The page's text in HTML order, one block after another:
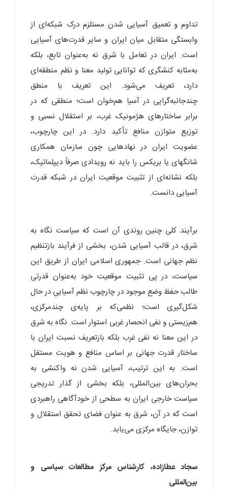
تداوم و تعمیق آسیایی‌ شدن مستلزم درک شبکه‌ای از
وابستگی متقابل میان ایران و سایر قدرت‌های آسیایی
است. ایران در تعامل با شرق نه به‌عنوان تابع، بلکه
به‌مثابه کنشگری که توانایی تولید معنا و نظم منطقه‌ای
دارد، تعریف می‌شود. این تعریف با منطق
چندجانبه‌گرایی در آسیا هم‌خوان است؛ منطقی که در
برابر ساختارهای هژمونیک غرب، بر استقلال نسبی و
توزیع متوازن منافع تأکید دارد. در این چارچوب،
عضویت ایران در نهادهایی چون سازمان همکاری
شانگهای یا بریکس را باید نه رویدادی صرفاً دیپلماتیک،
بلکه نشانه‌ای از تثبیت موقعیت ایران در شبکه قدرت
آسیایی دانست.
برآیند کلی چنین روندی آن است که سیاست نگاه به
شرق، در قالب آسیایی‌ شدن، بخشی از فرآیند بازتنظیم
نظم جهانی است. جمهوری اسلامی ایران از طریق این
سیاست، در پی تثبیت موقعیت خود به‌عنوان قدرتی
طالب حفظ وضع موجود در چارچوب نظم آسیاییِ در حال
شکل‌گیری است؛ نظمی‌که بر پایه‌ی چندمرکزی،
هم‌زیستی و نفی انحصار غربی استوار است. نگاه به شرق
در این معنا نه نفی غرب بلکه بازتعریف نسبت ایران با
ساختار قدرت جهانی بر اساس منافع و هویت مستقل
است. به این ترتیب، آسیایی‌ شدن نه واکنشی به
بحران‌های بین‌المللی، بلکه بخشی از گذار تدریجی
سیاست خارجی ایران به سطحی از خودآگاهی راهبردی
است که در آن، شرق به عنوان فضای تحقق استقلال و
توازن، جایگاه مرکزی می‌یابد.
سجاد عطازاده، کارشناس مرکز مطالعات سیاسی و
بین‌المللی